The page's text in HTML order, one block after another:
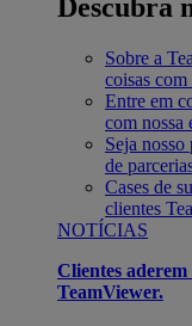
Descubra
Sobre a
coisas com
Entre em
com nossa
Seja nosso
de
Cases de
clientes
NOTÍCIAS
Clientes
TeamViewer.